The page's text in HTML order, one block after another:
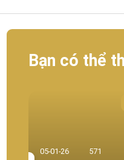
Bạn có thể
05-01-26 571